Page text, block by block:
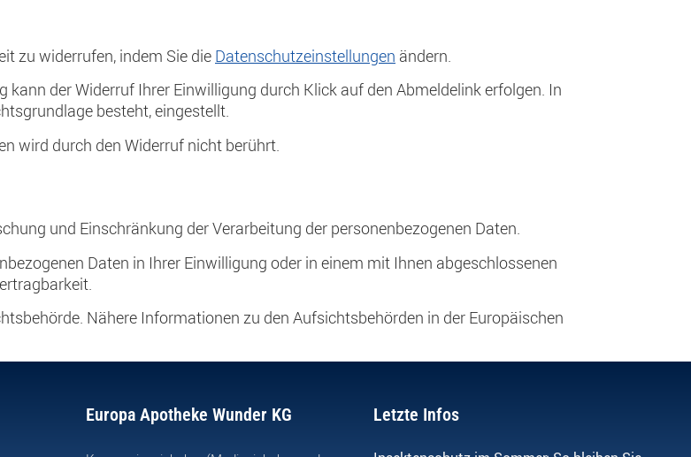
zu widerrufen, indem Sie die Datenschutzeinstellungen ändern.
der Widerruf Ihrer Einwilligung durch Klick auf den Abmeldelink erfolgen. In
besteht, eingestellt.
wird durch den Widerruf nicht berührt.
und Einschränkung der Verarbeitung der personenbezogenen Daten.
Daten in Ihrer Einwilligung oder in einem mit Ihnen abgeschlossenen
Nähere Informationen zu den Aufsichtsbehörden in der Europäischen
Europa Apotheke Wunder KG Letzte Infos